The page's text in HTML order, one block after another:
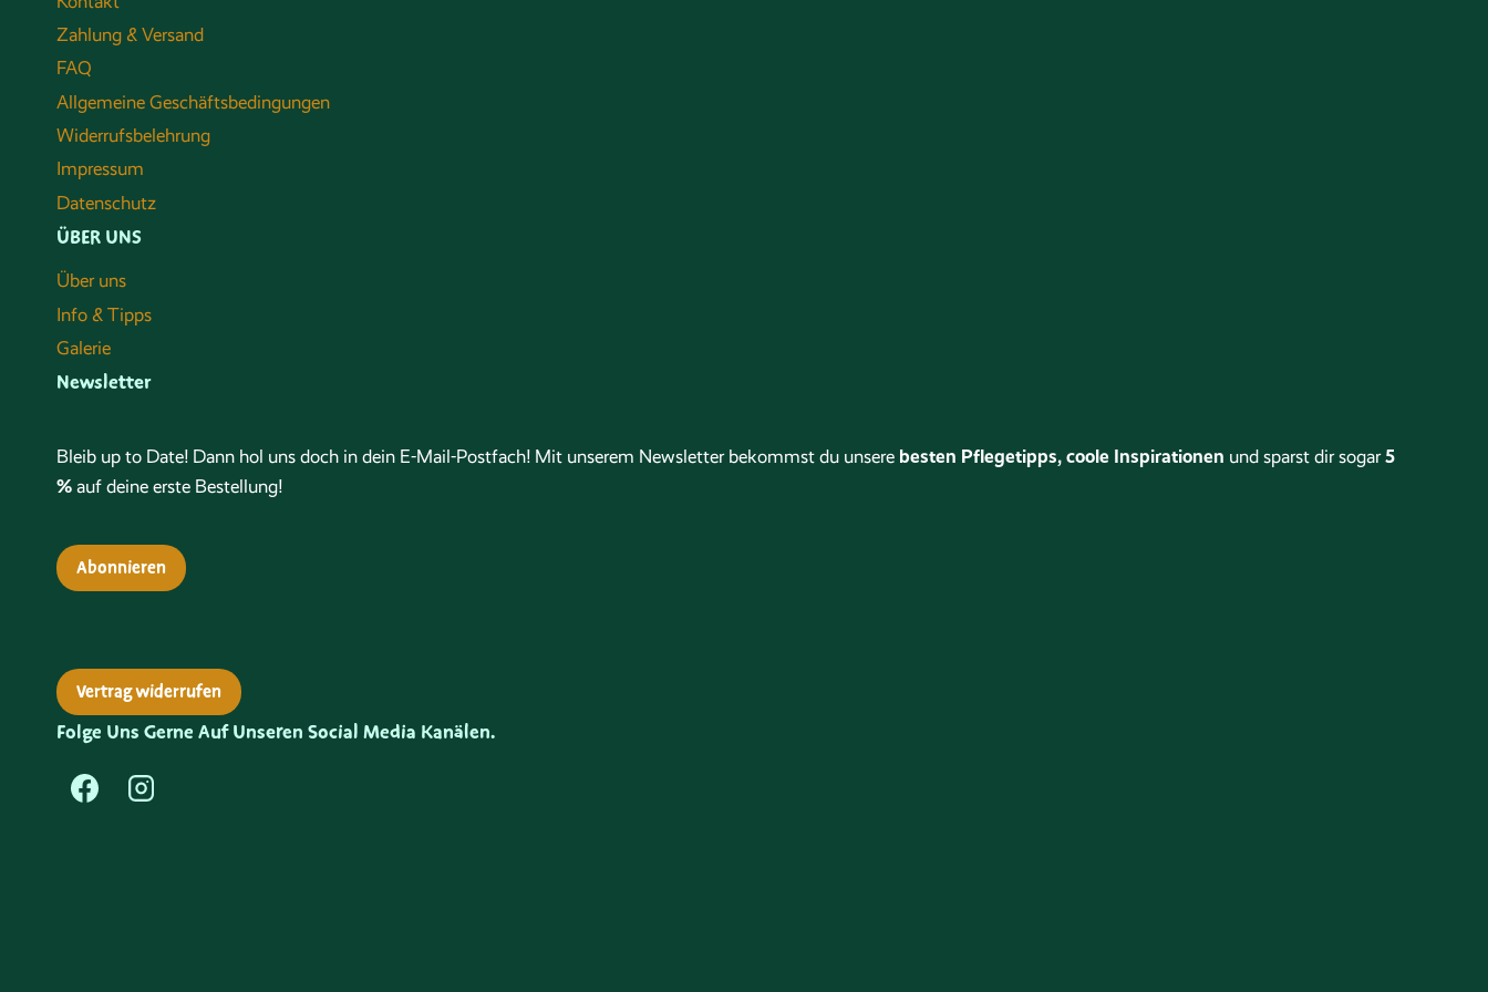
Zahlung & Versand
FAQ
Allgemeine Geschäftsbedingungen
Widerrufsbelehrung
Impressum
Datenschutz
ÜBER UNS
Über uns
Info & Tipps
Galerie
Newsletter
Bleib up to Date! Dann hol uns doch in dein E-Mail-Postfach! Mit unserem Newsletter bekommst du unsere besten Pflegetipps, coole Inspirationen und sparst dir sogar5
% auf deine erste Bestellung!
Abonnieren
Vertrag widerrufen
Folge Uns Gerne Auf Unseren Social Media Kanälen.